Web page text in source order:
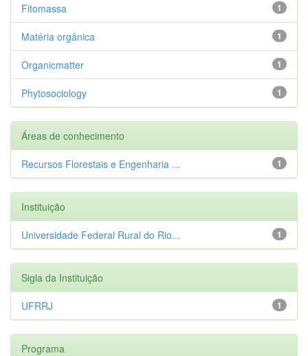
1
Fitomassa
1
Matéria orgânica
1
Organicmatter
1
Phytosociology
Áreas de conhecimento
1
Recursos Florestais e Engenharia ...
Instituição
1
Universidade Federal Rural do Rio...
Sigla da Instituição
1
UFRRJ
Programa